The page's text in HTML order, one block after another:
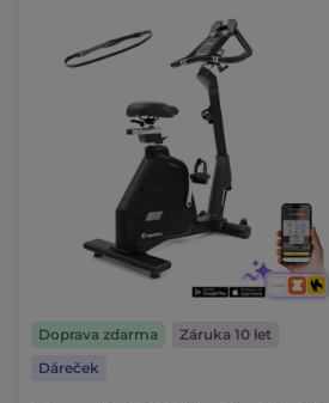
Doprava zdarma
Záruka 10 let
Dáreček